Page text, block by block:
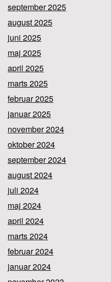
september 2025
august 2025
juni 2025
maj 2025
april 2025
marts 2025
februar 2025
januar 2025
november 2024
oktober 2024
september 2024
august 2024
juli 2024
maj 2024
april 2024
marts 2024
februar 2024
januar 2024